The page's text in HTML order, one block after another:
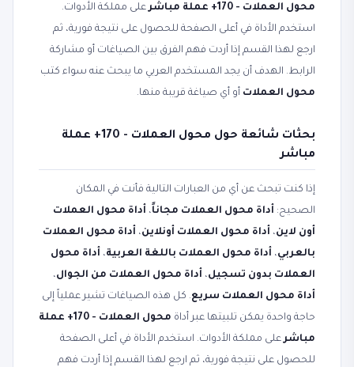
محول العملات - 170+ عملة مباشر
على مملكة الأدوات.
استخدم الأداة في أعلى الصفحة للحصول على نتيجة فورية، ثم
ارجع لهذا القسم إذا أردت فهم الفرق بين الصياغات أو مشاركة
الرابط. الهدف أن يجد المستخدم العربي ما يبحث عنه سواء كتب
محول العملات أو أي صياغة قريبة منها.
بحثات شائعة حول محول العملات - 170+ عملة
مباشر
إذا كنت تبحث عن أي من العبارات التالية فأنت في المكان
الصحيح: أداة محول العملات مجاناً، أداة محول العملات
أون لاين، أداة محول العملات أونلاين، أداة محول العملات
بالعربي، أداة محول العملات باللغة العربية، أداة محول
العملات بدون تسجيل، أداة محول العملات من الجوال،
أداة محول العملات سريع. كل هذه الصياغات تشير عملياً إلى
حاجة واحدة يمكن تلبيتها عبر أداة
محول العملات - 170+ عملة
مباشرعلى مملكة الأدوات. استخدم الأداة في أعلى الصفحة
للحصول على نتيجة فورية، ثم ارجع لهذا القسم إذا أردت فهم